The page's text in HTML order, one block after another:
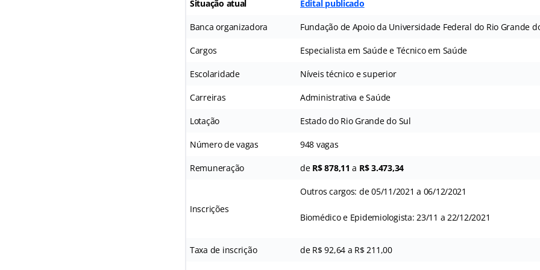
Situação atual Edital publicado
Banca organizadora Fundação de Apoio da Universidade Federal do Rio Grande
Cargos Especialista em Saúde e Técnico em Saúde
Escolaridade Níveis técnico e superior
Carreiras Administrativa e Saúde
Lotação Estado do Rio Grande do Sul
Número de vagas 948 vagas
Remuneração de R$ 878,11 a R$ 3.473,34
Inscrições
Outros cargos: de 05/11/2021 a 06/12/2021
Biomédico e Epidemiologista: 23/11 a 22/12/2021
Taxa de inscrição de R$ 92,64 a R$ 211,00